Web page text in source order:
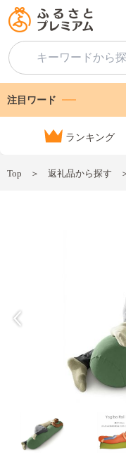
注目ワード
ランキング
Top 返礼品から探す